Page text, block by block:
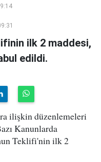
ilk 2 maddesi,
edildi.
ilişkin düzenlemeleri
Kanunlarda
Teklifi'nin ilk 2